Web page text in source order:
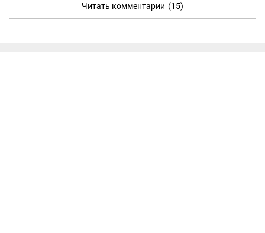
Читать комментарии (15)